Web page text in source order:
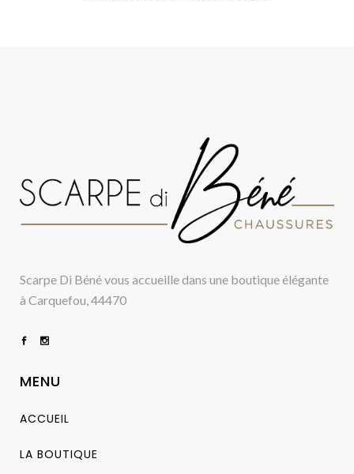
Scarpe Di Béné vous accueille dans une boutique élégante
à Carquefou, 44470
MENU
ACCUEIL
LA BOUTIQUE